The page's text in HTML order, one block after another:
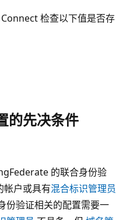
检查以下值是否存
的先决条件
的联合身份验
帐户或具有混合标识管理员
份验证相关的配置需要一